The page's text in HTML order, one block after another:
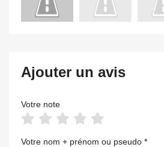
Ajouter un avis
Votre note
Votre nom + prénom ou pseudo *